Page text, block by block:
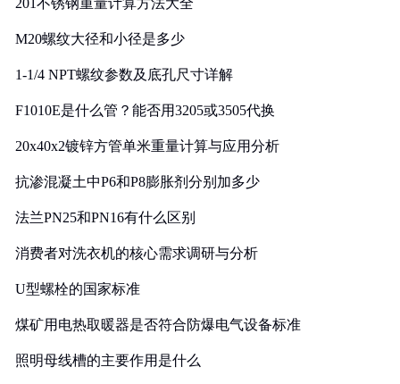
201不锈钢重量计算方法大全
M20螺纹大径和小径是多少
1-1/4 NPT螺纹参数及底孔尺寸详解
F1010E是什么管？能否用3205或3505代换
20x40x2镀锌方管单米重量计算与应用分析
抗渗混凝土中P6和P8膨胀剂分别加多少
法兰PN25和PN16有什么区别
消费者对洗衣机的核心需求调研与分析
U型螺栓的国家标准
煤矿用电热取暖器是否符合防爆电气设备标准
照明母线槽的主要作用是什么